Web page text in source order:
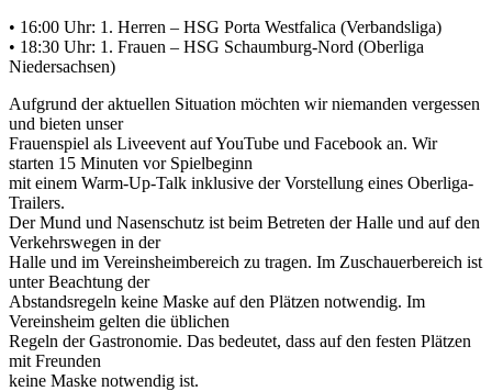
• 16:00 Uhr: 1. Herren – HSG Porta Westfalica (Verbandsliga)
• 18:30 Uhr: 1. Frauen – HSG Schaumburg-Nord (Oberliga
Niedersachsen)
Aufgrund der aktuellen Situation möchten wir niemanden vergessen
und bieten unser
Frauenspiel als Liveevent auf YouTube und Facebook an. Wir
starten 15 Minuten vor Spielbeginn
mit einem Warm-Up-Talk inklusive der Vorstellung eines Oberliga-
Trailers.
Der Mund und Nasenschutz ist beim Betreten der Halle und auf den
Verkehrswegen in der
Halle und im Vereinsheimbereich zu tragen. Im Zuschauerbereich ist
unter Beachtung der
Abstandsregeln keine Maske auf den Plätzen notwendig. Im
Vereinsheim gelten die üblichen
Regeln der Gastronomie. Das bedeutet, dass auf den festen Plätzen
mit Freunden
keine Maske notwendig ist.